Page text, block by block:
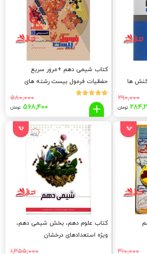
ها
۲۹۰,۰۰۰
تومانقیمت
فعلی:
کتاب شیمی دهم +مرور سریع
حفظیات فرمول بیست رشته های
تجربی و ریاضی
نمره
5.00
۵۸۰,۰۰۰
قیمت
اصلی:
۵۸۰,۰۰۰
تومان
بود.
۵۶۸,۴۰۰ تومان
۳۱۰,۰۰۰
کتاب علوم دهم، بخش شیمی دهم،
ویژه استعدادهای درخشان
۱,۳۵۵,۰۰۰